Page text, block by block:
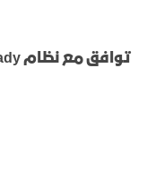
توافق مع نظام Android Auto™ Ready